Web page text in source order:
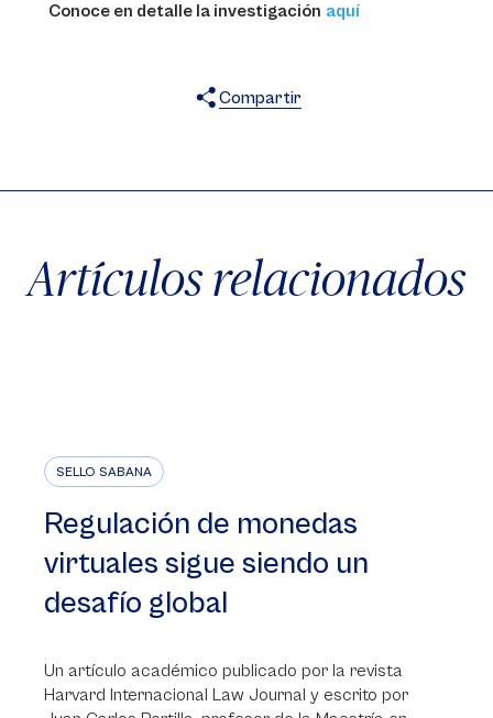
Conoce en detalle la investigación aquí
Compartir
Artículos relacionados
SELLO SABANA
Regulación de monedas
virtuales sigue siendo un
desafío global
Un artículo académico publicado por la revista
Harvard Internacional Law Journal y escrito por